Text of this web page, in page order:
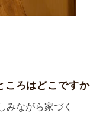
ころはどこですか
みながら家づく